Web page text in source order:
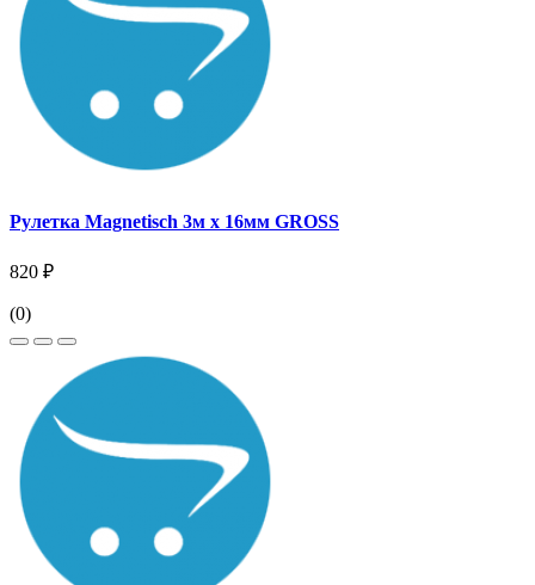
Рулетка Magnetisch 3м х 16мм GROSS
820 ₽
(0)